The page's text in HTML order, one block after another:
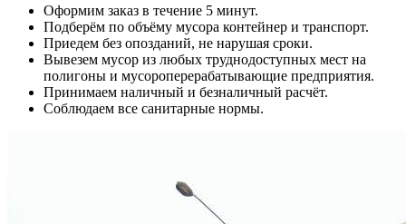
Оформим заказ в течение 5 минут.
Подберём по объёму мусора контейнер и транспорт.
Приедем без опозданий, не нарушая сроки.
Вывезем мусор из любых труднодоступных мест на
полигоны и мусороперерабатывающие предприятия.
Принимаем наличный и безналичный расчёт.
Соблюдаем все санитарные нормы.